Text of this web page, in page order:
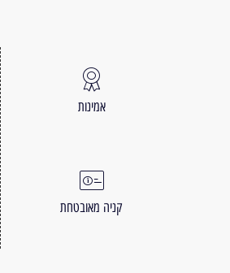
אמינות
קניה מאובטחת